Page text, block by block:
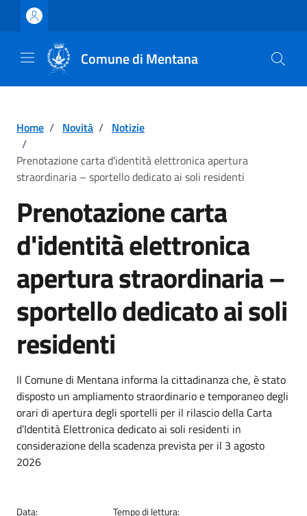
Vai ai contenuti
Vai al footer
Comune di Mentana
Home / Novità / Notizie
/
Prenotazione carta d'identità elettronica apertura
straordinaria – sportello dedicato ai soli residenti
Prenotazione carta
d'identità elettronica
apertura straordinaria –
sportello dedicato ai soli
residenti
Dettagli della notizia
Il Comune di Mentana informa la cittadinanza che, è stato
disposto un ampliamento straordinario e temporaneo degli
orari di apertura degli sportelli per il rilascio della Carta
d’Identità Elettronica dedicato ai soli residenti in
considerazione della scadenza prevista per il 3 agosto
2026
Data:
Tempo di lettura: